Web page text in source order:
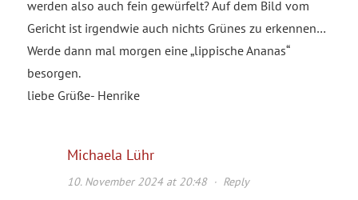
werden also auch fein gewürfelt? Auf dem Bild vom
Gericht ist irgendwie auch nichts Grünes zu erkennen…
Werde dann mal morgen eine „lippische Ananas“
besorgen.
liebe Grüße- Henrike
Michaela Lühr
10. November 2024 at 20:48· Reply